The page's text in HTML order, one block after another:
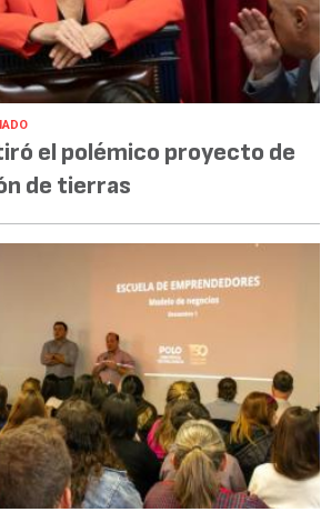
el polémico proyecto de
de tierras